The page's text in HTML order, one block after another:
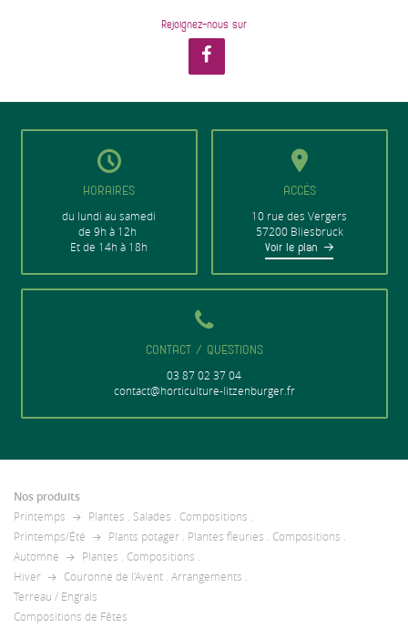
Rejoignez-nous sur
HORAIRES
du lundi au samedi
de 9h à 12h
Et de 14h à 18h
ACCÈS
10 rue des Vergers
57200 Bliesbruck
Voir le plan
CONTACT / QUESTIONS
03 87 02 37 04
contact@horticulture-litzenburger.fr
Nos produits
Printemps
Plantes . Salades . Compositions .
Printemps/Été
Plants potager . Plantes fleuries . Compositions .
Automne
Plantes . Compositions .
Hiver
Couronne de l'Avent . Arrangements .
Terreau / Engrais
Compositions de Fêtes